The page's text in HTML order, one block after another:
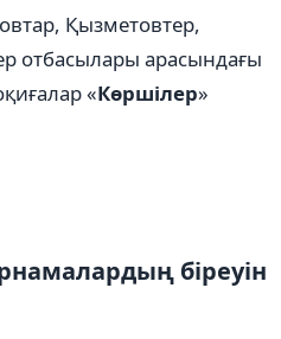
Қызметовтер,
отбасылары арасындағы
«Көршілер»
біреуін